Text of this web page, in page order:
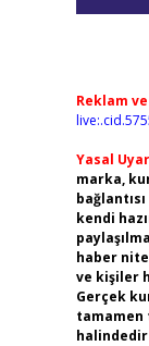
Reklam
Yasal
marka,
kendi
haber
ve kişiler
Gerçek